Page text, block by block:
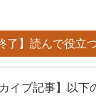
了】読んで役立
カイブ記事】以下